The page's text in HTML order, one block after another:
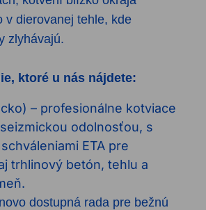
v dierovanej tehle, kde
zlyhávajú.
ktoré u nás nájdete:
– profesionálne kotviace
odolnosťou, s
ETA pre
trhlinový betón, tehlu a
dostupná rada pre bežnú